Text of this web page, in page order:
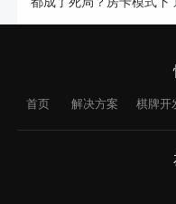
首页 解决方案 棋牌开